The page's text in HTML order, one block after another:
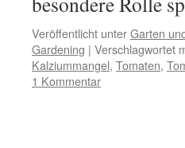
Veröffentlicht unterGarten
Gardening | Verschlagwortet
Kalziummangel, Tomaten,
1 Kommentar